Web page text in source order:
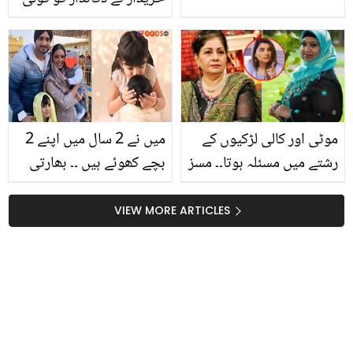
میں نے 2 سال میں اپنے 2
بچے کھوئے ہیں ۔۔ بھارتی
بیوی اپنے اسقاطِ حمل کا
بتاتے ہوئے آبدیدہ ہوگئیں
موٹی اور کالی لڑکیوں کے
رشتے میں مسئلہ ہوتا۔۔ مسز
جویریہ سعود غصے میں
آگئیں! کیا کچھ سنا دیا؟
VIEW MORE ARTICLES